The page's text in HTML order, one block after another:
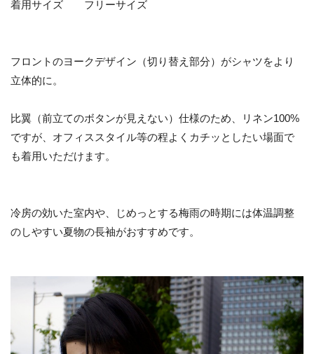
着用サイズ フリーサイズ
フロントのヨークデザイン（切り替え部分）がシャツをより
立体的に。
比翼（前立てのボタンが見えない）仕様のため、リネン100%
ですが、オフィススタイル等の程よくカチッとしたい場面で
も着用いただけます。
冷房の効いた室内や、じめっとする梅雨の時期には体温調整
のしやすい夏物の長袖がおすすめです。